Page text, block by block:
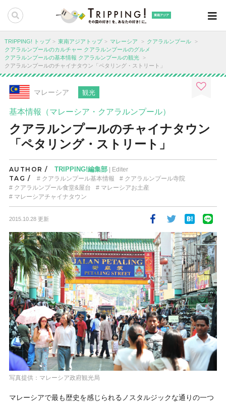
東南アジア
TRIPPING! トップ 東南アジアトップ マレーシア
クアラルンプール
クアラルンプールのカルチャー クアラルンプールのグルメ
クアラルンプールの基本情報 クアラルンプールの観光
クアラルンプールのチャイナタウン「ペタリング・ストリート」
マレーシア 観光
基本情報（マレーシア・クアラルンプール）
クアラルンプールのチャイナタウン
「ペタリング・ストリート」
AUTHOR / TRIPPING!編集部| Editer
TAG / クアラルンプール基本情報
クアラルンプール寺院
クアラルンプール食堂&屋台
マレーシアお土産
マレーシアチャイナタウン
2015.10.28 更新
写真提供：マレーシア政府観光局
マレーシアで最も歴史を感じられるノスタルジックな通りの一つ